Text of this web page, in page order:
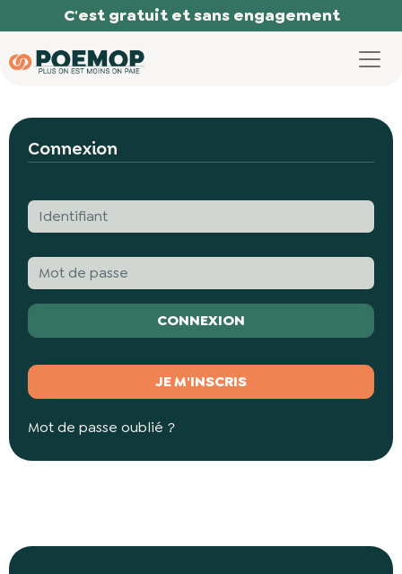
Panneau de gestion des cookies
C'est gratuit et sans engagement
Connexion
JE M'INSCRIS
Mot de passe oublié ?